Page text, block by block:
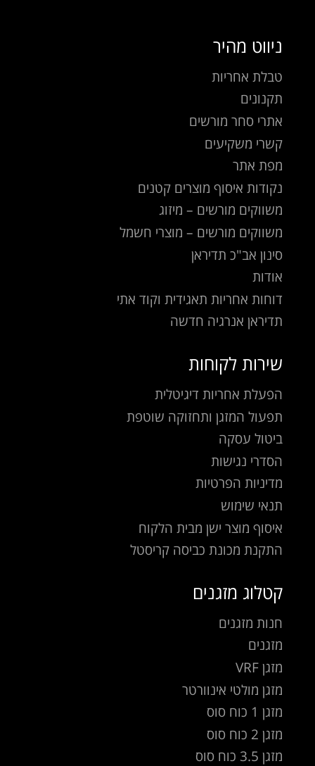
ניווט מהיר
טבלת אחריות
תקנונים
אתרי סחר מורשים
קשרי משקיעים
מפת אתר
נקודות איסוף מוצרים קטנים
משווקים מורשים – מיזוג
משווקים מורשים – מוצרי חשמל
סינון אב"כ תדיראן
אודות
דוחות אחריות תאגידית וקוד אתי
תדיראן אנרגיה חדשה
שירות לקוחות
הפעלת אחריות דיגיטלית
תפעול המזגן ותחזוקה שוטפת
ביטול עסקה
הסדרי נגישות
מדיניות הפרטיות
תנאי שימוש
איסוף מוצר ישן מבית הלקוח
התקנת מכונת כביסה קריסטל
קטלוג מזגנים
חנות מזגנים
מזגנים
מזגן VRF
מזגן מולטי אינוורטר
מזגן 1 כוח סוס
מזגן 2 כוח סוס
מזגן 3.5 כוח סוס